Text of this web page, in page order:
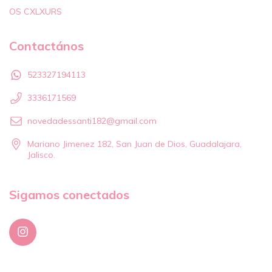
OS CXLXURS
Contactános
523327194113
3336171569
novedadessanti182@gmail.com
Mariano Jimenez 182, San Juan de Dios, Guadalajara,
Jalisco.
Sigamos conectados